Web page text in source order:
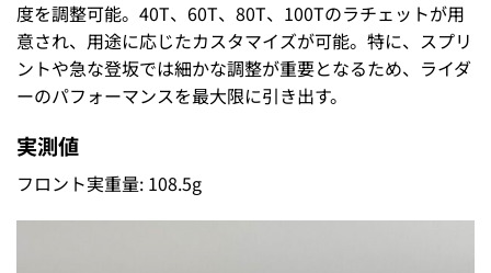
度を調整可能。40T、60T、80T、100Tのラチェットが用
意され、用途に応じたカスタマイズが可能。特に、スプリ
ントや急な登坂では細かな調整が重要となるため、ライダ
ーのパフォーマンスを最大限に引き出す。
実測値
フロント実重量: 108.5g